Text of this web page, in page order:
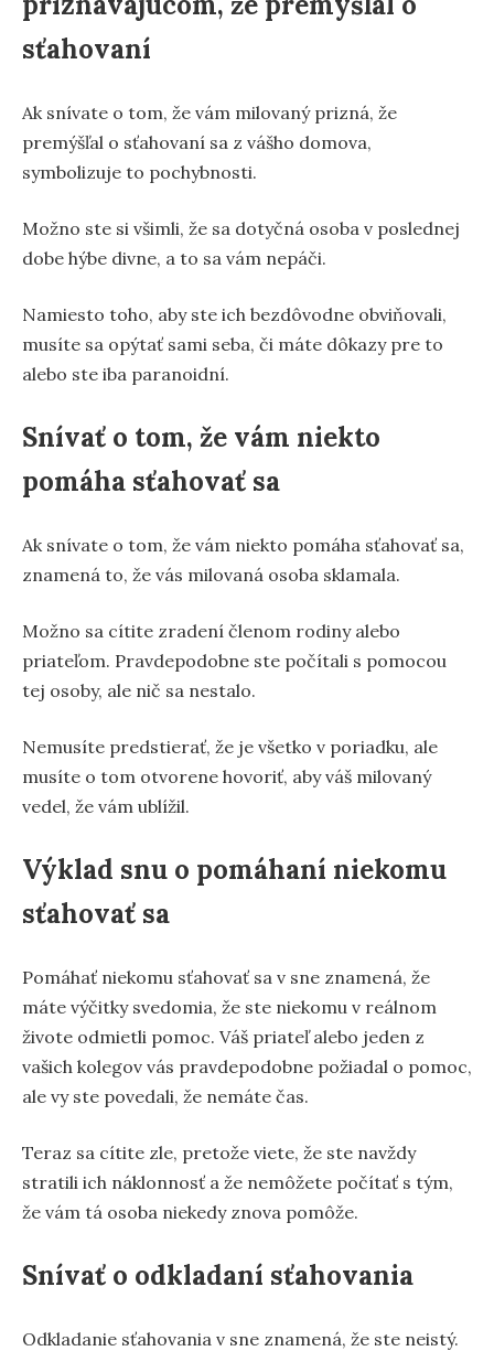
sťahovaní
Ak snívate o tom, že vám milovaný prizná, že
premýšľal o sťahovaní sa z vášho domova,
symbolizuje to pochybnosti.
Možno ste si všimli, že sa dotyčná osoba v poslednej
dobe hýbe divne, a to sa vám nepáči.
Namiesto toho, aby ste ich bezdôvodne obviňovali,
musíte sa opýtať sami seba, či máte dôkazy pre to
alebo ste iba paranoidní.
Snívať o tom, že vám niekto
pomáha sťahovať sa
Ak snívate o tom, že vám niekto pomáha sťahovať sa,
znamená to, že vás milovaná osoba sklamala.
Možno sa cítite zradení členom rodiny alebo
priateľom. Pravdepodobne ste počítali s pomocou
tej osoby, ale nič sa nestalo.
Nemusíte predstierať, že je všetko v poriadku, ale
musíte o tom otvorene hovoriť, aby váš milovaný
vedel, že vám ublížil.
Výklad snu o pomáhaní niekomu
sťahovať sa
Pomáhať niekomu sťahovať sa v sne znamená, že
máte výčitky svedomia, že ste niekomu v reálnom
živote odmietli pomoc. Váš priateľ alebo jeden z
vašich kolegov vás pravdepodobne požiadal o pomoc,
ale vy ste povedali, že nemáte čas.
Teraz sa cítite zle, pretože viete, že ste navždy
stratili ich náklonnosť a že nemôžete počítať s tým,
že vám tá osoba niekedy znova pomôže.
Snívať o odkladaní sťahovania
Odkladanie sťahovania v sne znamená, že ste neistý.